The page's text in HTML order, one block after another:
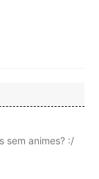
sem animes? :/